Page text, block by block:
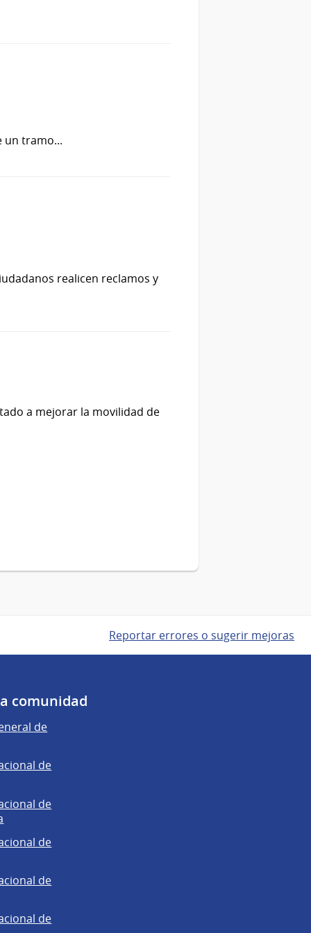
un tramo...
realicen reclamos y
a mejorar la movilidad de
Reportar errores o sugerir mejoras
comunidad
de
de
de
de
de
de